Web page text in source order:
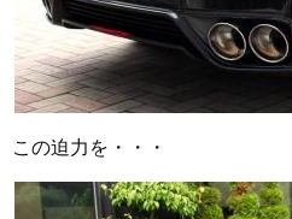
この迫力を・・・